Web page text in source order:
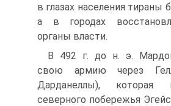
в глазах населения тираны
а в городах
органы власти.
B 492 г. до н. э.
свою армию через
Дарданеллы), которая
северного побережья